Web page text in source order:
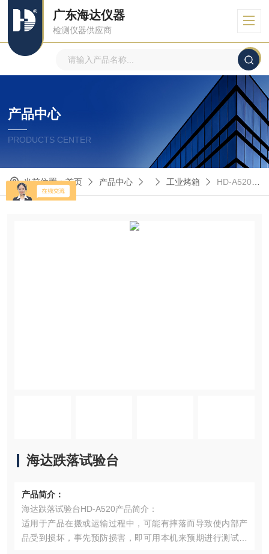
广东海达仪器
检测仪器供应商
产品中心
PRODUCTS CENTER
当前位置：首页 产品中心 工业烤箱 HD-A520海达跌落试验台
海达跌落试验台
产品简介：
海达跌落试验台HD-A520产品简介：
适用于产品在搬或运输过程中，可能有摔落而导致使内部产
品受到损坏，事先预防损害，即可用本机来预期进行测试，